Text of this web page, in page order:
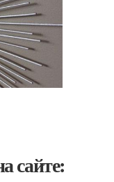
сайте: